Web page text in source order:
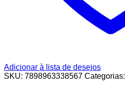
Adicionar à lista de desejos
SKU: 7898963338567 Categorias: